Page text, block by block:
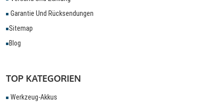
Garantie Und Rücksendungen
Sitemap
Blog
TOP KATEGORIEN
Werkzeug-Akkus